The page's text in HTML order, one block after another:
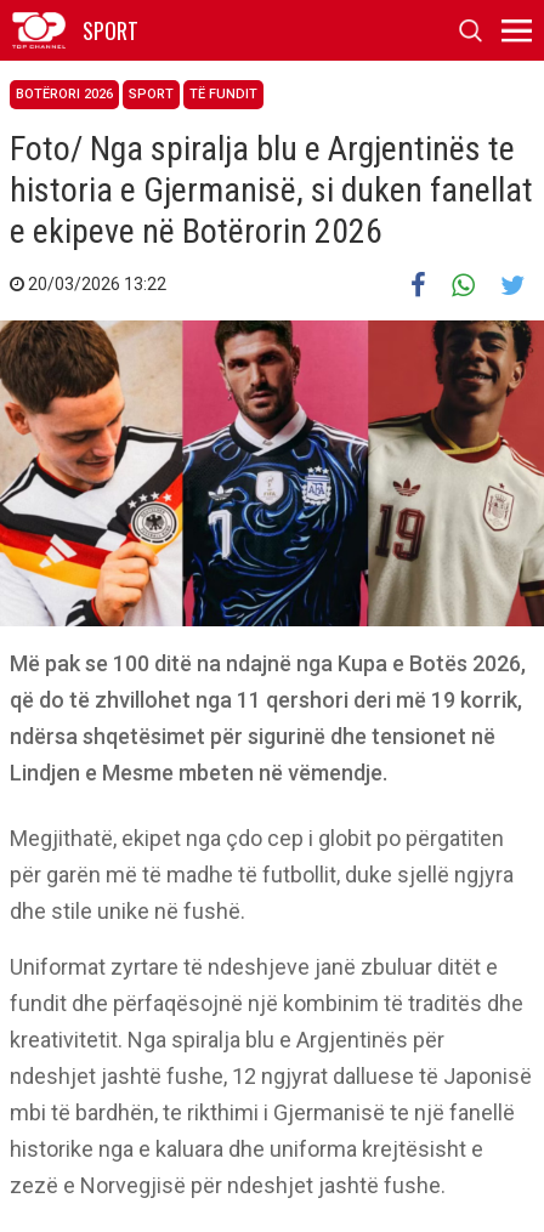
SPORT
BOTËRORI 2026 SPORT TË FUNDIT
Foto/ Nga spiralja blu e Argjentinës te
historia e Gjermanisë, si duken fanellat
e ekipeve në Botërorin 2026
20/03/2026 13:22
Më pak se 100 ditë na ndajnë nga Kupa e Botës 2026,
që do të zhvillohet nga 11 qershori deri më 19 korrik,
ndërsa shqetësimet për sigurinë dhe tensionet në
Lindjen e Mesme mbeten në vëmendje.
Megjithatë, ekipet nga çdo cep i globit po përgatiten
për garën më të madhe të futbollit, duke sjellë ngjyra
dhe stile unike në fushë.
Uniformat zyrtare të ndeshjeve janë zbuluar ditët e
fundit dhe përfaqësojnë një kombinim të traditës dhe
kreativitetit. Nga spiralja blu e Argjentinës për
ndeshjet jashtë fushe, 12 ngjyrat dalluese të Japonisë
mbi të bardhën, te rikthimi i Gjermanisë te një fanellë
historike nga e kaluara dhe uniforma krejtësisht e
zezë e Norvegjisë për ndeshjet jashtë fushe.